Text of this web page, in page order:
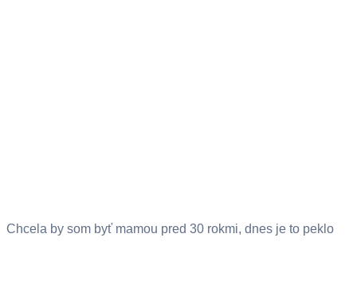
Chcela by som byť mamou pred 30 rokmi, dnes je to peklo